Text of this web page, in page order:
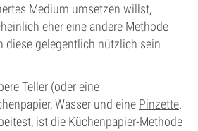
Medium umsetzen willst,
eher eine andere Methode
diese gelegentlich nützlich sein
Teller (oder eine
Wasser und eine Pinzette.
ist die Küchenpapier-Methode